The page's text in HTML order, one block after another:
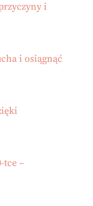
i
i osiągnąć
tce –